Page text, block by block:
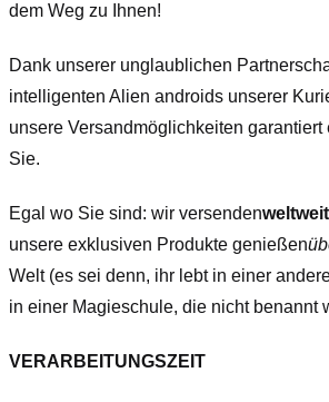
dem Weg zu Ihnen!
Dank unserer unglaublichen
intelligenten Alien androids unserer
unsere Versandmöglichkeiten
Sie.
Egal wo Sie sind: wir versendenweltweit
unsere exklusiven Produkte genießen
Welt (es sei denn, ihr lebt in einer
in einer Magieschule, die nicht benannt
VERARBEITUNGSZEIT